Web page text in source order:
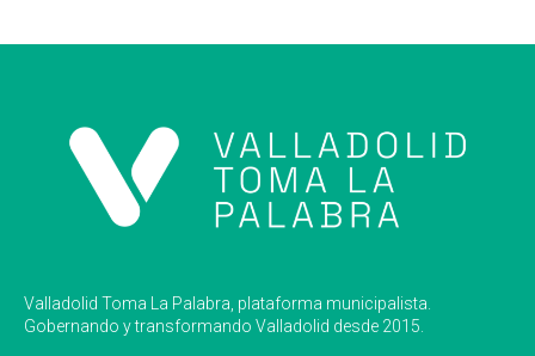
Valladolid Toma La Palabra, plataforma municipalista.
Gobernando y transformando Valladolid desde 2015.